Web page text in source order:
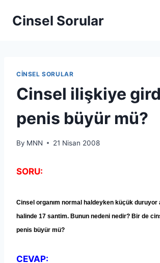
Cinsel Sorular
CINSEL SORULAR
Cinsel ilişkiye
penis büyür mü?
By MNN 21 Nisan 2008
SORU:
Cinsel organım normal haldeyken küçük duruyor
halinde 17 santim. Bunun nedeni nedir? Bir de
penis büyür mü?
CEVAP: